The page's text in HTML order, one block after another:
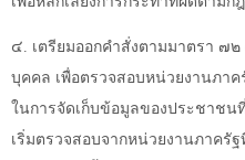
๔. เตรียมออกคำสั่งตามมาตรา ๗
บุคคล เพื่อตรวจสอบหน่วยงานภา
ในการจัดเก็บข้อมูลของประชาชน
เริ่มตรวจสอบจากหน่วยงานภาครั